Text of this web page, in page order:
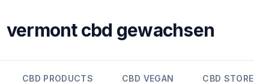
vermont cbd gewachsen
CBD PRODUCTS CBD VEGAN CBD STORE